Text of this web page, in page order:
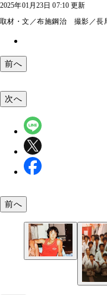
2025年01月23日 07:10 更新
取材・文／布施鋼治 撮影／長
前へ
1997年、
桜庭和志を
UWFインタ
いほどの試
次へ
前へ